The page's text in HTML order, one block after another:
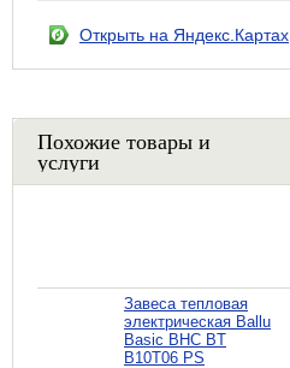
Открыть на Яндекс.Картах
Похожие товары и
услуги
Завеса тепловая
электрическая Ballu
Basic BHC BT
B10T06 PS